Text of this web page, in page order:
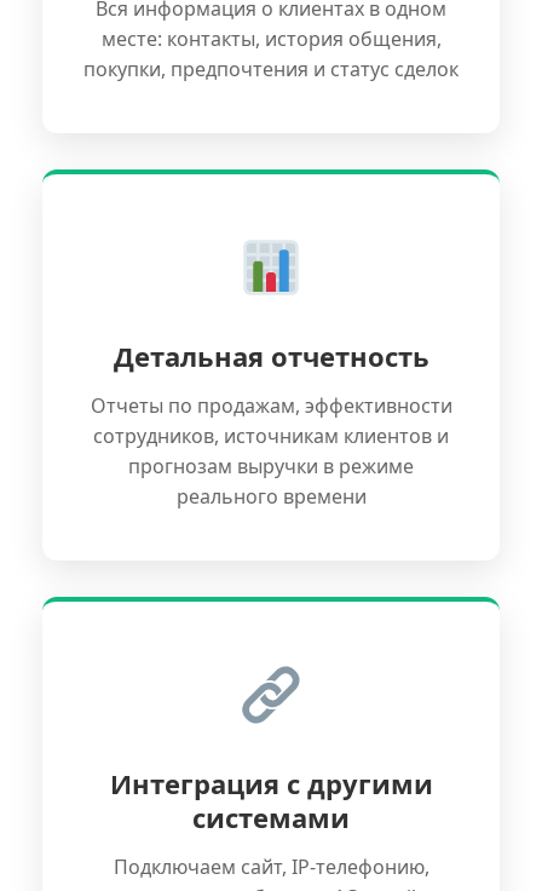
Вся информация о клиентах в одном
месте: контакты, история общения,
покупки, предпочтения и статус сделок
Детальная отчетность
Отчеты по продажам, эффективности
сотрудников, источникам клиентов и
прогнозам выручки в режиме
реального времени
Интеграция с другими
системами
Подключаем сайт, IP-телефонию,